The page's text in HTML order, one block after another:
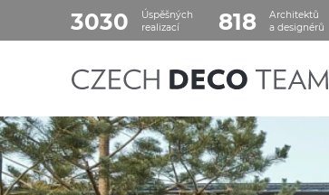
3030
Úspěšných
realizací
818
Architektů
a designérů